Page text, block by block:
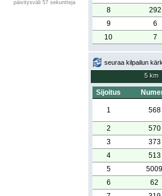
päivitysväli 57 sekuntteja
8
292
9
6
10
7
seuraa kilpailun
5 km
Sijoitus
1 568
2 570
3
373
4
513
5
5009
6
62